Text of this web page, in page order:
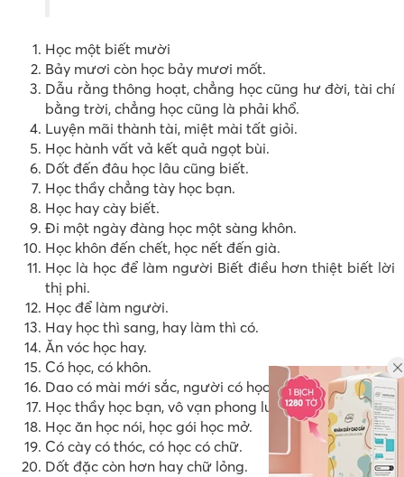
Học một biết mười
Bảy mươi còn học bảy mươi mốt.
Dẫu rằng thông hoạt, chẳng học cũng hư đời, tài chí
bằng trời, chẳng học cũng là phải khổ.
Luyện mãi thành tài, miệt mài tất giỏi.
Học hành vất vả kết quả ngọt bùi.
Dốt đến đâu học lâu cũng biết.
Học thầy chẳng tày học bạn.
Học hay cày biết.
Đi một ngày đàng học một sàng khôn.
Học khôn đến chết, học nết đến già.
Học là học để làm người Biết điều hơn thiệt biết lời
thị phi.
Học để làm người.
Hay học thì sang, hay làm thì có.
Ăn vóc học hay.
Có học, có khôn.
Dao có mài mới sắc, người có học mới nên.
Học thầy học bạn, vô vạn phong lưu.
Học ăn học nói, học gói học mở.
Có cày có thóc, có học có chữ.
Dốt đặc còn hơn hay chữ lỏng.